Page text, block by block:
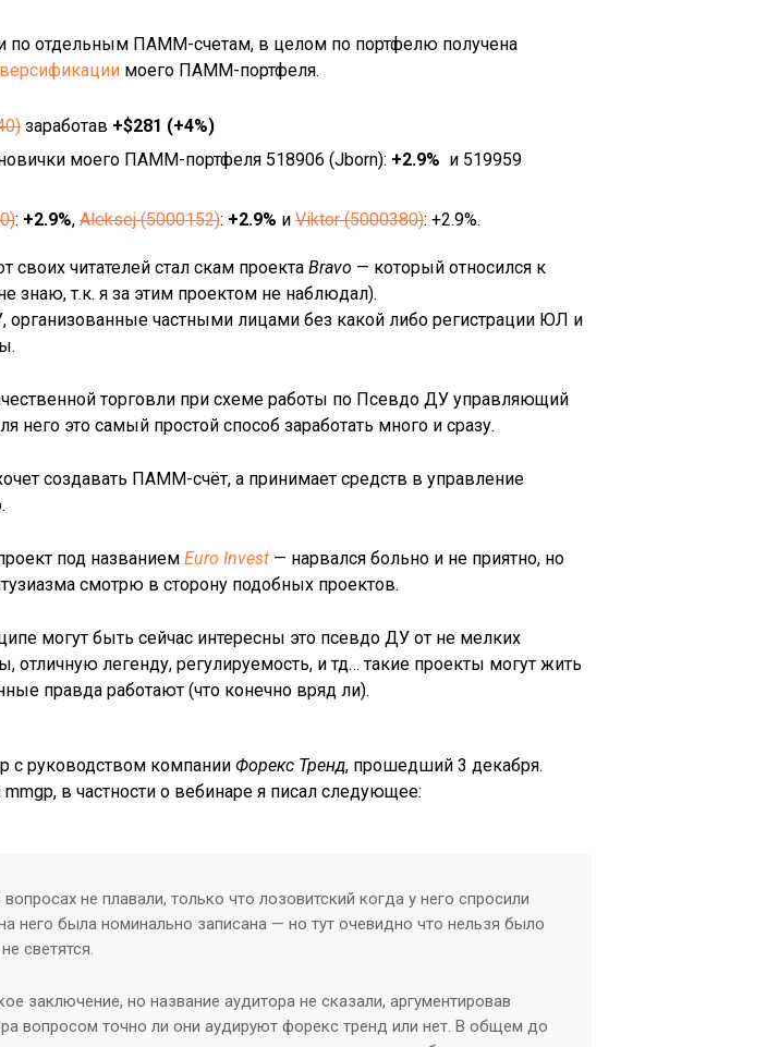
по отдельным ПАММ-счетам, в целом по портфелю получена
моего ПАММ-портфеля.
заработав +$281 (+4%)
моего ПАММ-портфеля 518906 (Jborn): +2.9% и 519959
: +2.9%, Aleksej (5000152): +2.9% и Viktor (5000380): +2.9%.
читателей стал скам проекта Bravo — который относился к
знаю, т.к. я за этим проектом не наблюдал).
организованные частными лицами без какой либо регистрации ЮЛ и
торговли при схеме работы по Псевдо ДУ управляющий
него это самый простой способ заработать много и сразу.
создавать ПАММ-счёт, а принимает средств в управление
под названием Euro Invest — нарвался больно и не приятно, но
смотрю в сторону подобных проектов.
могут быть сейчас интересны это псевдо ДУ от не мелких
легенду, регулируемость, и тд… такие проекты могут жить
правда работают (что конечно вряд ли).
с руководством компании Форекс Тренд, прошедший 3 декабря.
в частности о вебинаре я писал следующее:
не плавали, только что лозовитский когда у него спросили
него была номинально записана — но тут очевидно что нельзя было
светятся.
заключение, но название аудитора не сказали, аргументировав
вопросом точно ли они аудируют форекс тренд или нет. В общем до